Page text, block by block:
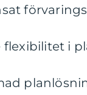
flexibilitet i